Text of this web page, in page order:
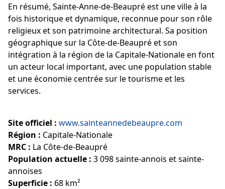
En résumé, Sainte-Anne-de-Beaupré est une ville à la
fois historique et dynamique, reconnue pour son rôle
religieux et son patrimoine architectural. Sa position
géographique sur la Côte-de-Beaupré et son
intégration à la région de la Capitale-Nationale en font
un acteur local important, avec une population stable
et une économie centrée sur le tourisme et les
services.
Site officiel : www.sainteannedebeaupre.com
Région : Capitale-Nationale
MRC : La Côte-de-Beaupré
Population actuelle : 3 098 sainte-annois et sainte-
annoises
Superficie : 68 km²